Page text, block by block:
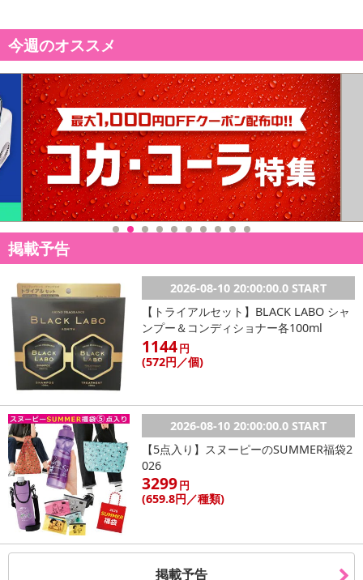
【商品本体サイズ】
60×240cm(厚み4mm)
原産国(最終加工地):
日本
原材料:
表面：ポリエステル100％
裏面：アクリル樹脂(カテキン入り)
注意事項
お申込みの際は 「商品情報」に記載されている「注意事項」を
必ずご確認ください。
【キャンセルについて】
※お申込み後のキャンセルはお受けできません。
記載されている内容を必ずご確認いただき、お届けする商品セット
にご納得いただきましたうえでお申し込みください。
※パッケージ変更や商品リニューアル(成分など含む)等により、参考
の掲載画像や画像内のバーコードなど、お届け商品と多少異なる場
合がございます。
また、[新たな加工食品の原料原産地表示制度]の経過措置期間の終
了により、商品詳細内に記載の原産国・原材料の表記が旧表記の場
合がございます。
あらかじめご了承いただいた上でお申込みください。なお、本理由
によるお申込み後のキャンセル・返品交換は対応いたしかねます。
【お支払いについて】
※送料はお試し費用に含まれております。
※お支払い方法は、電話料金合算払い、クレジットカード、dポイン
今週のオススメ
掲載予告
2026-08-10 20:00:00.0 START
【トライアルセット】BLACK LABO シャ
ンプー＆コンディショナー各100ml
1144円
(572円 ／個)
2026-08-10 20:00:00.0 START
【5点入り】スヌーピーのSUMMER福袋2
026
3299円
(659.8円／種類)
掲載予告